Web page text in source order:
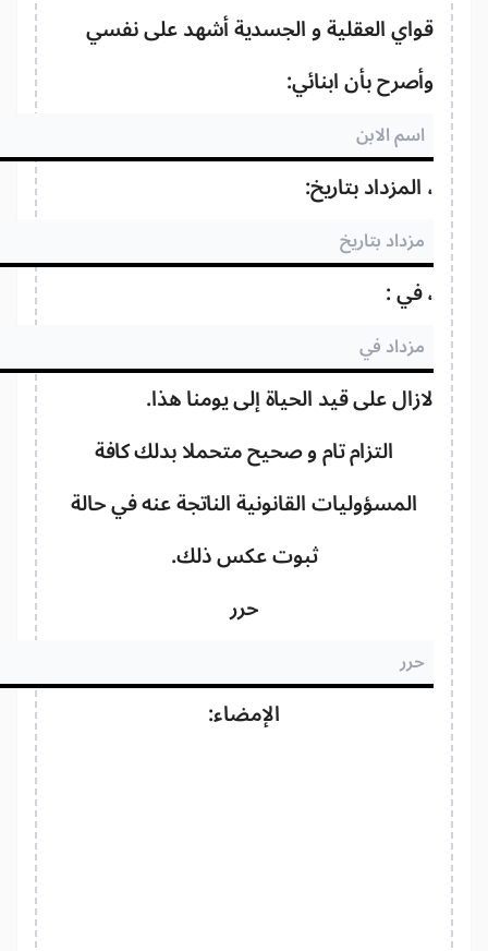
العقلية و الجسدية أشهد على نفسي
بأن ابنائي:
بتاريخ:
:
على قيد الحياة إلى يومنا هذا.
التزام تام و صحيح متحملا بدلك كافة
المسؤوليات القانونية الناتجة عنه في حالة
ثبوت عكس ذلك.
الإمضاء: